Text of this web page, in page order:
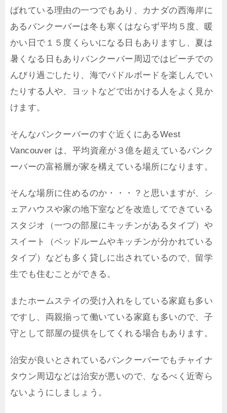
ばれている理由の一つでもあり、カナダの西海岸に
あるバンクーバーは冬も寒くはならず平均５度、暖
かい日で１５度くらいになる日もありますし、夏は
暑くなる日もありバンクーバー周辺ではビーチでの
んびり過ごしたり、海でパドルボードを楽しんでい
たりする人や、ヨットなどで出かける人をよく見か
けます。
そんなバンクーバーのすぐ近くにあるWest
Vancouver は、平均資産が３億を超えているバンク
ーバーの富裕層が家を構えている場所になります。
そんな場所に住めるのか・・・？と思いますが、シ
ェアハウスや家の地下室などを改造してできている
スタジオ（一つの部屋にキッチンがあるタイプ）や
スイート（ベッドルームやキッチンが分かれている
タイプ）なども多く貸しに出されているので、留学
生でも住むことができる。
またホームステイの受け入れをしている家庭も多い
ですし、両親揃って働いている家庭も多いので、子
守として部屋の提供をしてくれる場合もあります。
治安が良いとされているバンクーバーでもチャイナ
タウン周辺などは治安が悪いので、なるべく近寄ら
ないようにしましょう。